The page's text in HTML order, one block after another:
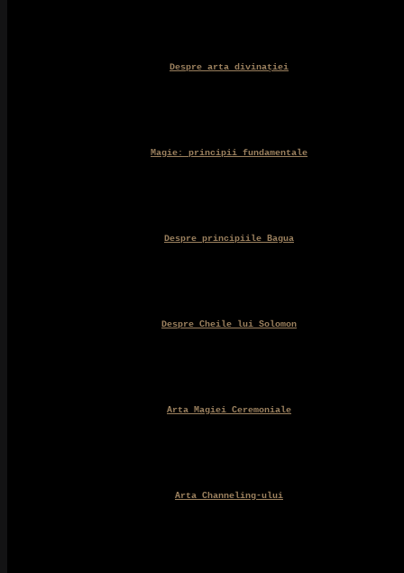
Despre arta divinației
Magie: principii fundamentale
Despre principiile Bagua
Despre Cheile lui Solomon
Arta Magiei Ceremoniale
Arta Channeling-ului